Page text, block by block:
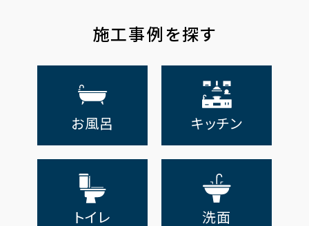
施工事例を探す
お風呂 キッチン
トイレ 洗面